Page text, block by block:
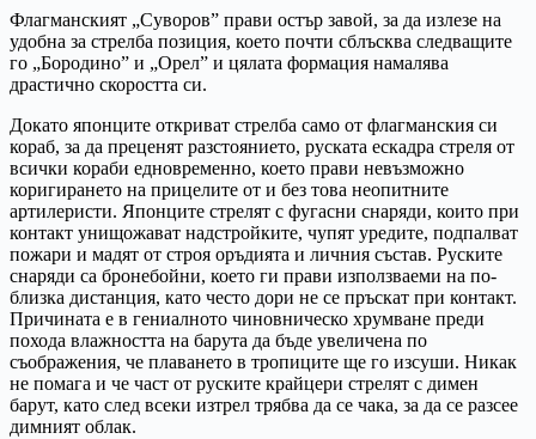
Флагманският „Суворов” прави остър завой, за да излезе на
удобна за стрелба позиция, което почти сблъсква следващите
го „Бородино” и „Орел” и цялата формация намалява
драстично скоростта си.
Докато японците откриват стрелба само от флагманския си
кораб, за да преценят разстоянието, руската ескадра стреля от
всички кораби едновременно, което прави невъзможно
коригирането на прицелите от и без това неопитните
артилеристи. Японците стрелят с фугасни снаряди, които при
контакт унищожават надстройките, чупят уредите, подпалват
пожари и мадят от строя оръдията и личния състав. Руските
снаряди са бронебойни, което ги прави използваеми на по-
близка дистанция, като често дори не се пръскат при контакт.
Причината е в гениалното чиновническо хрумване преди
похода влажността на барута да бъде увеличена по
съображения, че плаването в тропиците ще го изсуши. Никак
не помага и че част от руските крайцери стрелят с димен
барут, като след всеки изтрел трябва да се чака, за да се разсее
димният облак.